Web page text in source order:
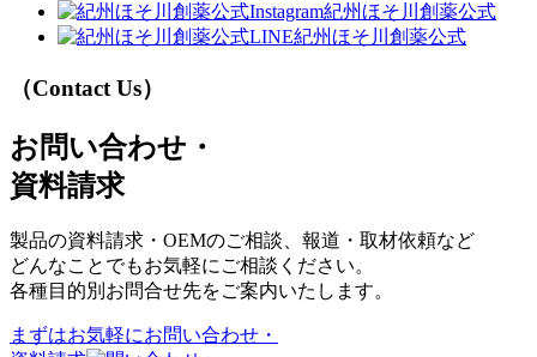
紀州ほそ川創薬公式
紀州ほそ川創薬公式
（Contact Us）
お問い合わせ・
資料請求
製品の資料請求・OEMのご相談、報道・取材依頼など
どんなことでもお気軽にご相談ください。
各種目的別お問合せ先をご案内いたします。
まずはお気軽にお問い合わせ・